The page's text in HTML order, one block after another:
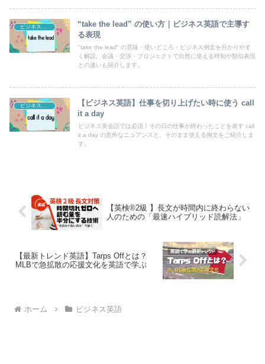
ビジネス英語
“take the lead” の使い方｜ビジネス英語で主導す
る表現
"take the lead" の意味・使いどころ・ビジネス例文を分かりやす
く解説。会議・交渉・プロジェクトで自然に使える時制や類似表現
との違いも紹介します。
ビジネス英語
【ビジネス英語】仕事を切り上げたい時に使う call
it a day
ビジネス英会話では必須！その日の仕事が終わったことを表す call
it a day の意外なニュアンスと、そのまま使える例文をご紹介しま
す。
【英検®2級 】長文が時間内に終わらない
人のための「最速ハイブリッド読解法」
【最新トレンド英語】Tarps Offとは？
MLBで急拡散の応援文化を英語で学ぶ
ホーム ビジネス英語